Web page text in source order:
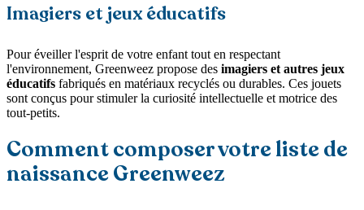
Imagiers et jeux éducatifs
Pour éveiller l'esprit de votre enfant tout en respectant
l'environnement, Greenweez propose des imagiers et autres jeux
éducatifs fabriqués en matériaux recyclés ou durables. Ces jouets
sont conçus pour stimuler la curiosité intellectuelle et motrice des
tout-petits.
Comment composer votre liste de
naissance Greenweez